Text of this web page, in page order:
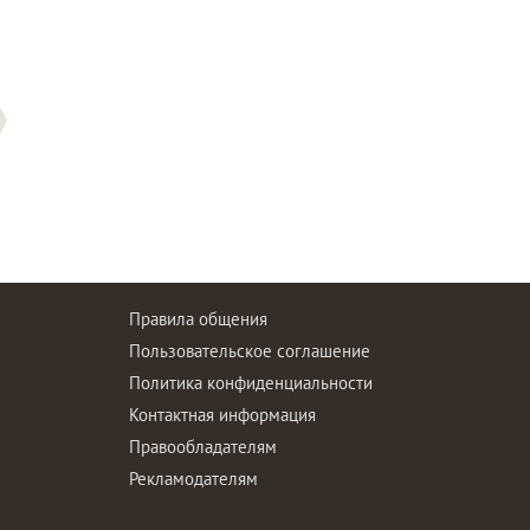
Правила общения
Пользовательское соглашение
Политика конфиденциальности
Контактная информация
Правообладателям
Рекламодателям